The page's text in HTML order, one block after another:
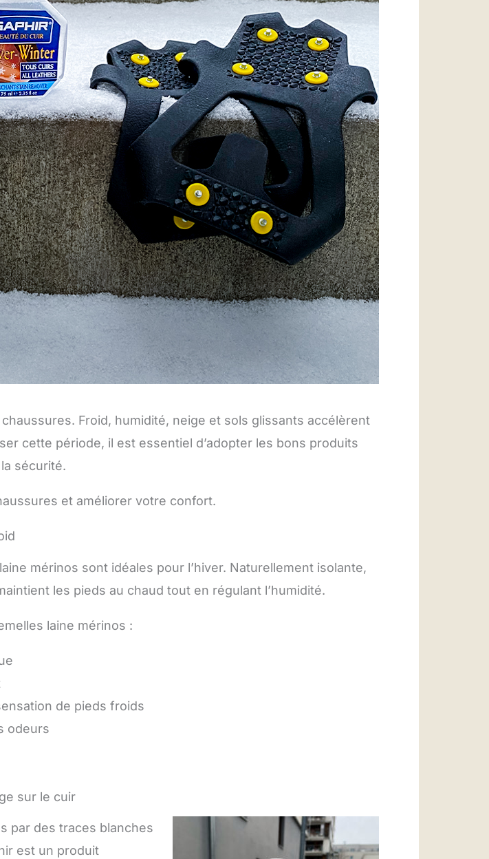
Froid, humidité, neige et sols glissants accélèrent
cette période, il est essentiel d’adopter les bons produits
sécurité.
et améliorer votre confort.
mérinos sont idéales pour l’hiver. Naturellement isolante,
les pieds au chaud tout en régulant l’humidité.
laine mérinos :
de pieds froids
odeurs
sur le cuir
par des traces blanches
est un produit